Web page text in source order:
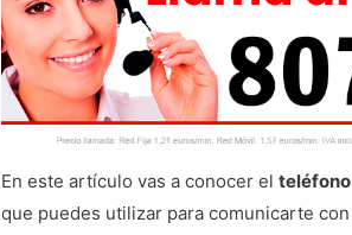
En este artículo vas a conocer el
que puedes utilizar para comunicarte